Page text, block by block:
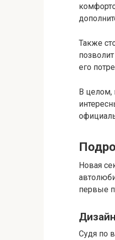
Также
его
В целом,
Новая
первые
Дизайн
Судя по